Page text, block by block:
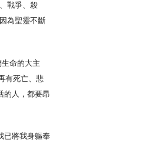
戰爭、殺
為聖靈不斷
命的大主
有死亡、悲
的人，都要昂
已將我身軀奉